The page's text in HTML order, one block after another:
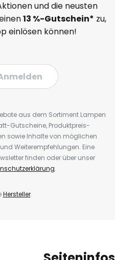
und die neusten
13 %-Gutschein* zu,
einlösen können!
aus dem Sortiment Lampen
Gutscheine, Produktpreis-
sowie Inhalte von möglichen
Weiterempfehlungen. Eine
finden oder über unser
.
Hersteller.